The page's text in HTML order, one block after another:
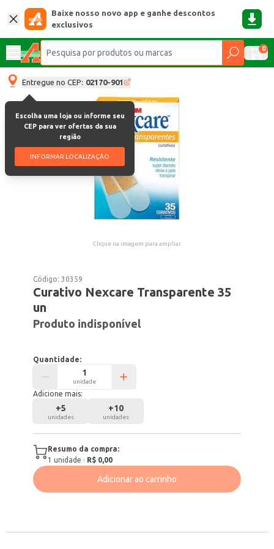
Baixe nosso novo app e ganhe descontos
exclusivos
0
Entregue no CEP: 02170-901
Escolha uma loja ou informe seu
CEP para ver ofertas da sua
região
INFORMAR LOCALIZAÇÃO
Clique na imagem para ampliar.
Código:30359
Curativo Nexcare Transparente 35
un
Produto indisponível
Quantidade:
unidade
Adicione mais:
+5
unidades
+10
unidades
Resumo da compra:
1 unidade · R$ 0,00
Adicionar ao carrinho